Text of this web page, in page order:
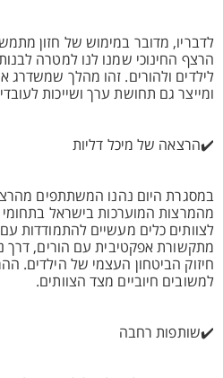
לדבריו, מדובר במימוש של חזון
הרצף החינוכי שמנו לנו למטרה
לילדים ולהורים. זהו מהלך שמשדרג
ומייצר גם תחושת ערך ושייכות
✔️הרצאה של מיכל דליות
במסגרת היום נהנו המשתתפים
מהמרצות המוערכות בישראל בתחומי
לצוותים כלים מעשיים להתמודדות
מתקשורת אפקטיבית עם הורים, דרך
חיזוק הביטחון העצמי של הילדים.
למשובים חיוביים מצד הצוותים.
✔️שותפות רחבה